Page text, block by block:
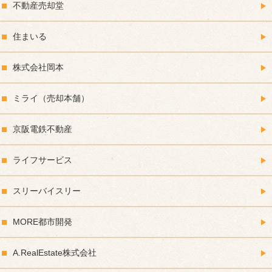
不動産売却堂
住まいる
株式会社岡本
ミライ（売却本舗）
京阪電鉄不動産
ライフサービス
スリーバイスリー
MORE都市開発
A.RealEstate株式会社